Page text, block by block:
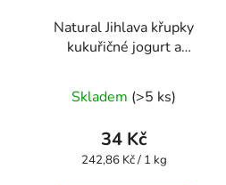
Natural Jihlava křupky
kukuřičné jogurt a
hodnocení
produktu
je
Skladem (>5 ks)
34 Kč
Měrná
242,86 Kč / 1 kg